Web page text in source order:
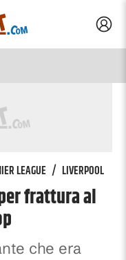
LEAGUE / LIVERPOOL
frattura al
che era